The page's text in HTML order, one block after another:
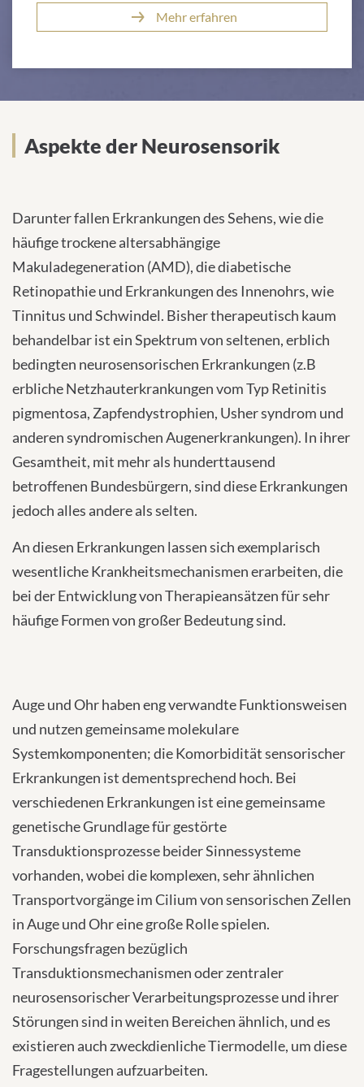
Mehr erfahren
Aspekte
Aspekte der Neurosensorik
Darunter fallen Erkrankungen des Sehens, wie die
häufige trockene altersabhängige
Makuladegeneration (AMD), die diabetische
Retinopathie und Erkrankungen des Innenohrs, wie
Tinnitus und Schwindel. Bisher therapeutisch kaum
behandelbar ist ein Spektrum von seltenen, erblich
bedingten neurosensorischen Erkrankungen (z.B
erbliche Netzhauterkrankungen vom Typ Retinitis
pigmentosa, Zapfendystrophien, Usher syndrom und
anderen syndromischen Augenerkrankungen). In ihrer
Gesamtheit, mit mehr als hunderttausend
betroffenen Bundesbürgern, sind diese Erkrankungen
jedoch alles andere als selten.
An diesen Erkrankungen lassen sich exemplarisch
wesentliche Krankheitsmechanismen erarbeiten, die
bei der Entwicklung von Therapieansätzen für sehr
häufige Formen von großer Bedeutung sind.
Auge und Ohr haben eng verwandte Funktionsweisen
und nutzen gemeinsame molekulare
Systemkomponenten; die Komorbidität sensorischer
Erkrankungen ist dementsprechend hoch. Bei
verschiedenen Erkrankungen ist eine gemeinsame
genetische Grundlage für gestörte
Transduktionsprozesse beider Sinnessysteme
vorhanden, wobei die komplexen, sehr ähnlichen
Transportvorgänge im Cilium von sensorischen Zellen
in Auge und Ohr eine große Rolle spielen.
Forschungsfragen bezüglich
Transduktionsmechanismen oder zentraler
neurosensorischer Verarbeitungsprozesse und ihrer
Störungen sind in weiten Bereichen ähnlich, und es
existieren auch zweckdienliche Tiermodelle, um diese
Fragestellungen aufzuarbeiten.